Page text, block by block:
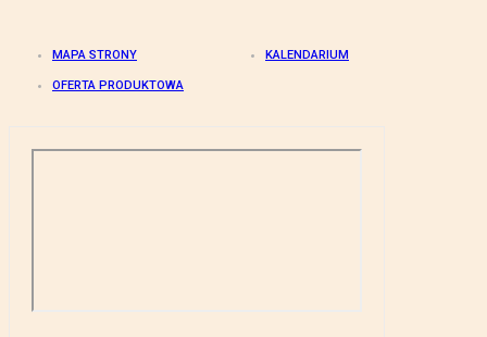
MAPA STRONY KALENDARIUM
OFERTA PRODUKTOWA